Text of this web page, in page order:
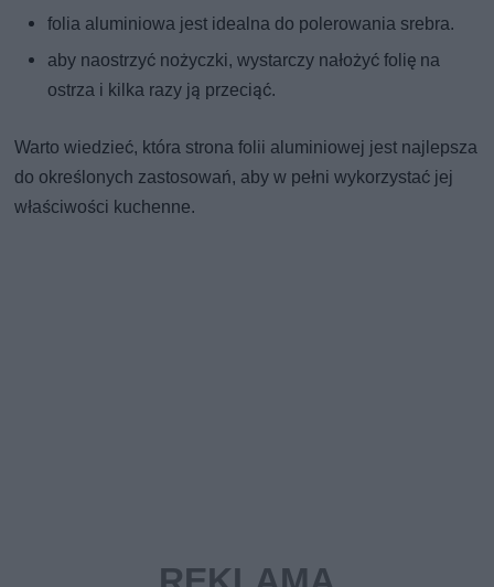
folia aluminiowa jest idealna do polerowania srebra.
aby naostrzyć nożyczki, wystarczy nałożyć folię na
ostrza i kilka razy ją przeciąć.
Warto wiedzieć, która strona folii aluminiowej jest najlepsza
do określonych zastosowań, aby w pełni wykorzystać jej
właściwości kuchenne.